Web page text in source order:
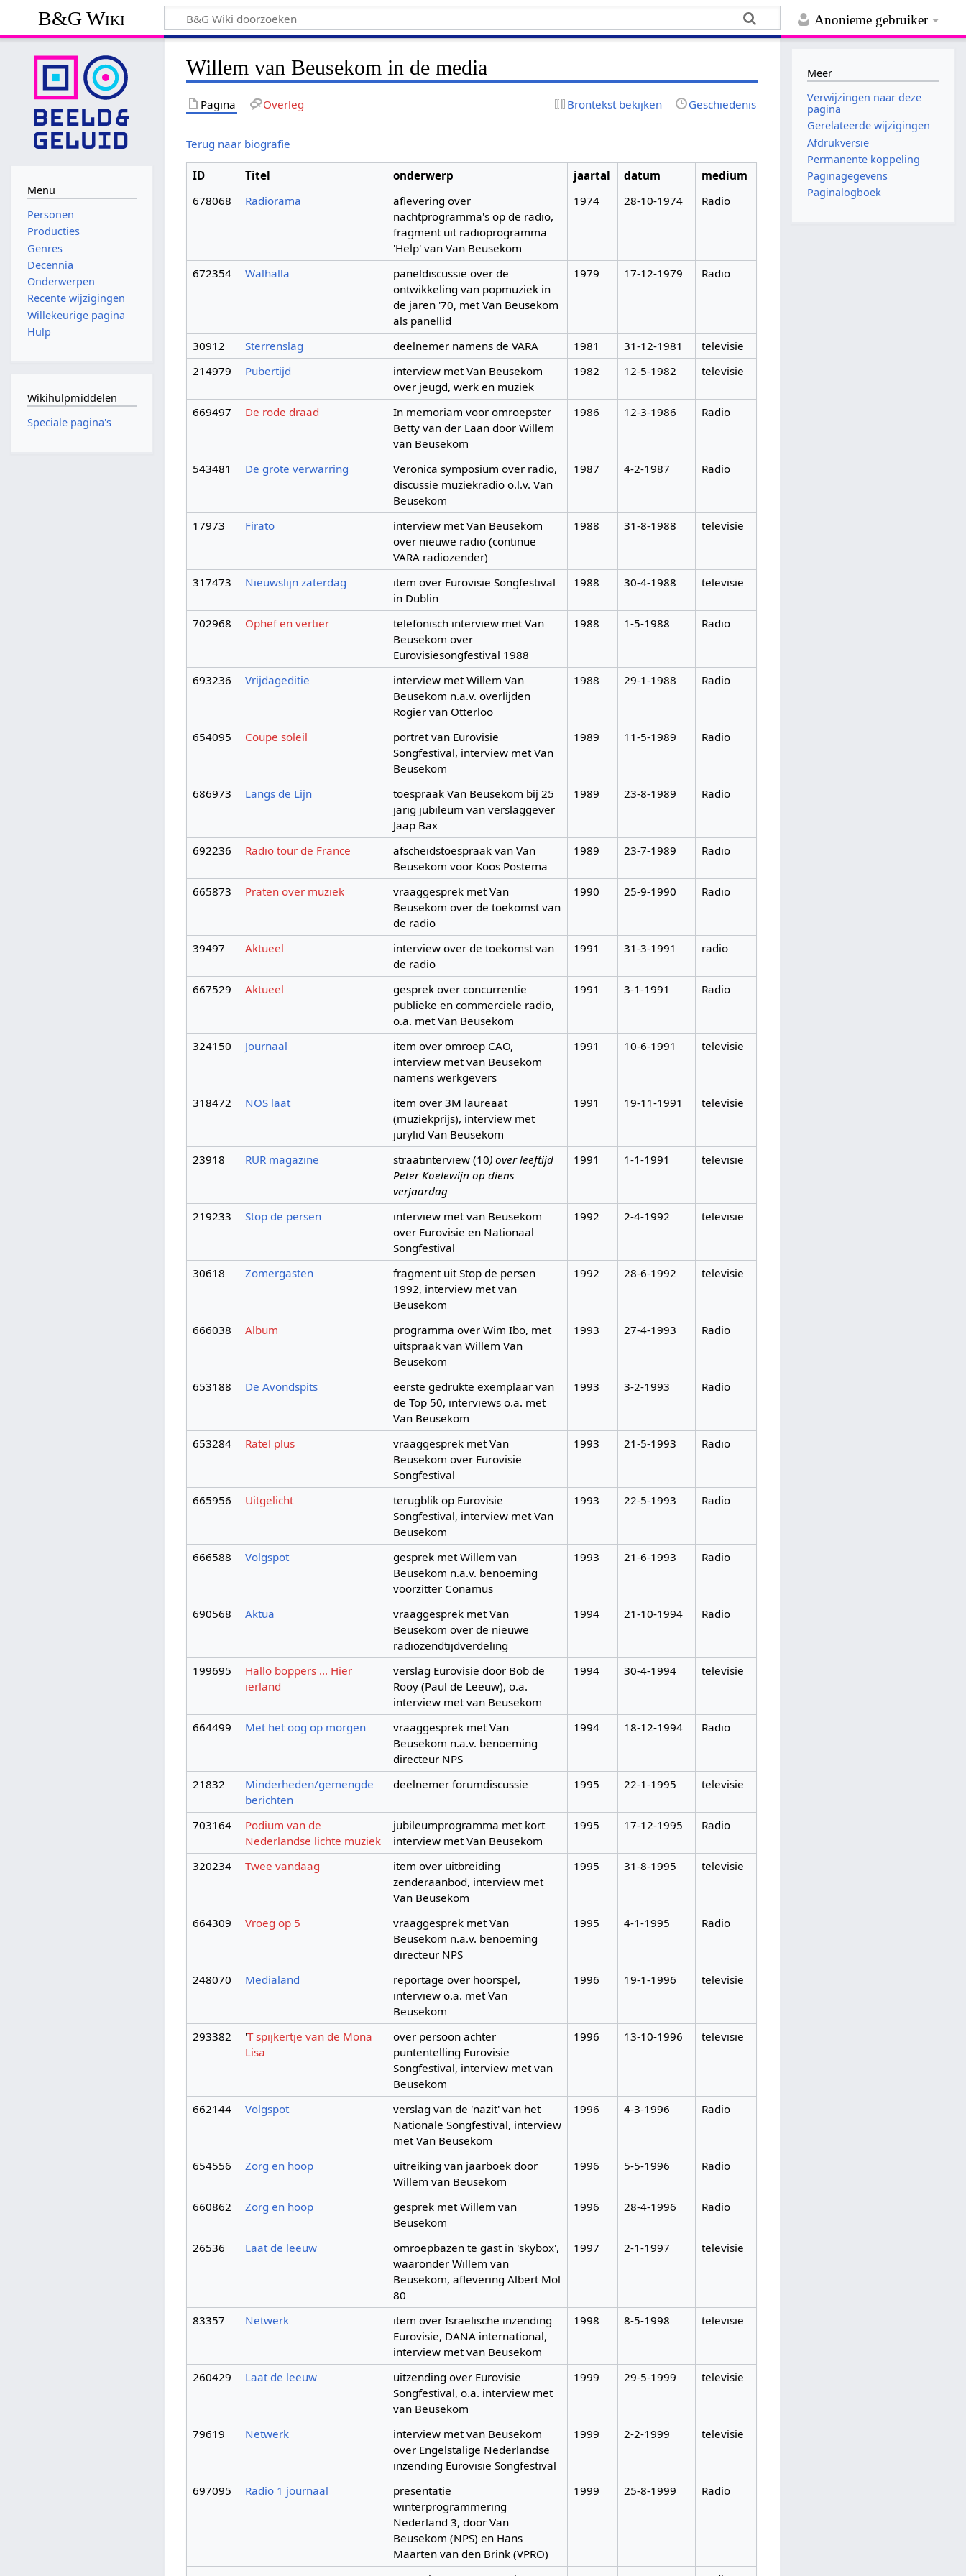
Anonieme gebruiker
B&G Wiki
Willem van Beusekom in de media
Pagina Overleg Brontekst bekijken Geschiedenis
Terug naar biografie
ID Titel onderwerp jaartal datum
medium
678068
Radiorama
aflevering over
nachtprogramma's op de radio,
fragment uit radioprogramma
'Help' van Van Beusekom
1974 28-10-1974 Radio
672354 Walhalla
paneldiscussie over de
ontwikkeling van popmuziek in
de jaren '70, met Van Beusekom
als panellid
1979 17-12-1979 Radio
30912 Sterrenslag deelnemer namens de VARA 1981 31-12-1981
televisie
214979
Pubertijd
interview met Van Beusekom
over jeugd, werk en muziek
1982 12-5-1982 televisie
669497 De rode draad
In memoriam voor omroepster
Betty van der Laan door Willem
van Beusekom
1986 12-3-1986 Radio
543481 De grote verwarring
Veronica symposium over radio,
discussie muziekradio o.l.v. Van
Beusekom
1987 4-2-1987 Radio
17973 Firato
interview met Van Beusekom
over nieuwe radio (continue
VARA radiozender)
1988 31-8-1988 televisie
317473 Nieuwslijn zaterdag
item over Eurovisie Songfestival
in Dublin
1988 30-4-1988 televisie
702968 Ophef en vertier
telefonisch interview met Van
Beusekom over
Eurovisiesongfestival 1988
1988 1-5-1988 Radio
693236 Vrijdageditie
interview met Willem Van
Beusekom n.a.v. overlijden
Rogier van Otterloo
1988 29-1-1988 Radio
654095 Coupe soleil
portret van Eurovisie
Songfestival, interview met Van
Beusekom
1989 11-5-1989 Radio
686973 Langs de Lijn
toespraak Van Beusekom bij 25
jarig jubileum van verslaggever
Jaap Bax
1989 23-8-1989 Radio
692236 Radio tour de France
afscheidstoespraak van Van
Beusekom voor Koos Postema
1989 23-7-1989 Radio
665873 Praten over muziek
vraaggesprek met Van
Beusekom over de toekomst van
de radio
1990 25-9-1990 Radio
39497 Aktueel
interview over de toekomst van
de radio
1991 31-3-1991 radio
667529 Aktueel
gesprek over concurrentie
publieke en commerciele radio,
o.a. met Van Beusekom
1991 3-1-1991 Radio
324150 Journaal
item over omroep CAO,
interview met van Beusekom
namens werkgevers
1991 10-6-1991 televisie
318472 NOS laat
item over 3M laureaat
(muziekprijs), interview met
jurylid Van Beusekom
1991 19-11-1991 televisie
23918 RUR magazine straatinterview (10) over leeftijd
Peter Koelewijn op diens
verjaardag
1991 1-1-1991 televisie
219233 Stop de persen
interview met van Beusekom
over Eurovisie en Nationaal
Songfestival
1992 2-4-1992 televisie
30618 Zomergasten
fragment uit Stop de persen
1992, interview met van
Beusekom
1992 28-6-1992 televisie
666038 Album
programma over Wim Ibo, met
uitspraak van Willem Van
Beusekom
1993 27-4-1993 Radio
653188 De Avondspits
eerste gedrukte exemplaar van
de Top 50, interviews o.a. met
Van Beusekom
1993 3-2-1993 Radio
653284 Ratel plus
vraaggesprek met Van
Beusekom over Eurovisie
Songfestival
1993 21-5-1993 Radio
665956 Uitgelicht
terugblik op Eurovisie
Songfestival, interview met Van
Beusekom
1993 22-5-1993 Radio
666588 Volgspot
gesprek met Willem van
Beusekom n.a.v. benoeming
voorzitter Conamus
1993 21-6-1993 Radio
690568 Aktua
vraaggesprek met Van
Beusekom over de nieuwe
radiozendtijdverdeling
1994 21-10-1994 Radio
199695
Hallo boppers ... Hier
ierland
verslag Eurovisie door Bob de
Rooy (Paul de Leeuw), o.a.
interview met van Beusekom
1994 30-4-1994 televisie
664499 Met het oog op morgen
vraaggesprek met Van
Beusekom n.a.v. benoeming
directeur NPS
1994 18-12-1994 Radio
21832
Minderheden/gemengde
berichten
deelnemer forumdiscussie 1995 22-1-1995 televisie
703164
Podium van de
Nederlandse lichte muziek
jubileumprogramma met kort
interview met Van Beusekom
1995 17-12-1995 Radio
320234 Twee vandaag
item over uitbreiding
zenderaanbod, interview met
Van Beusekom
1995 31-8-1995 televisie
664309 Vroeg op 5
vraaggesprek met Van
Beusekom n.a.v. benoeming
directeur NPS
1995 4-1-1995 Radio
248070 Medialand
reportage over hoorspel,
interview o.a. met Van
Beusekom
1996 19-1-1996 televisie
293382 'T spijkertje van de Mona
Lisa
over persoon achter
puntentelling Eurovisie
Songfestival, interview met van
Beusekom
1996 13-10-1996 televisie
662144 Volgspot
verslag van de 'nazit' van het
Nationale Songfestival, interview
met Van Beusekom
1996 4-3-1996 Radio
654556 Zorg en hoop
uitreiking van jaarboek door
Willem van Beusekom
1996 5-5-1996 Radio
660862 Zorg en hoop
gesprek met Willem van
Beusekom
1996 28-4-1996 Radio
26536 Laat de leeuw
omroepbazen te gast in 'skybox',
waaronder Willem van
Beusekom, aflevering Albert Mol
80
1997 2-1-1997 televisie
83357 Netwerk
item over Israelische inzending
Eurovisie, DANA international,
interview met van Beusekom
1998 8-5-1998 televisie
260429 Laat de leeuw
uitzending over Eurovisie
Songfestival, o.a. interview met
van Beusekom
1999 29-5-1999 televisie
79619 Netwerk
interview met van Beusekom
over Engelstalige Nederlandse
inzending Eurovisie Songfestival
1999 2-2-1999 televisie
697095 Radio 1 journaal
presentatie
winterprogrammering
Nederland 3, door Van
Beusekom (NPS) en Hans
Maarten van den Brink (VPRO)
1999 25-8-1999 Radio
Menu
Personen
Producties
Genres
Decennia
Onderwerpen
Recente wijzigingen
Willekeurige pagina
Hulp
Wikihulpmiddelen
Speciale pagina's
Meer
Verwijzingen naar deze
pagina
Gerelateerde wijzigingen
Afdrukversie
Permanente koppeling
Paginagegevens
Paginalogboek